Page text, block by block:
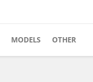
MODELS OTHER